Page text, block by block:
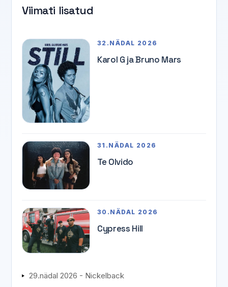
Viimati lisatud
32.NÄDAL 2026
Karol G ja Bruno Mars
31.NÄDAL 2026
Te Olvido
30.NÄDAL 2026
Cypress Hill
29.nädal 2026 - Nickelback